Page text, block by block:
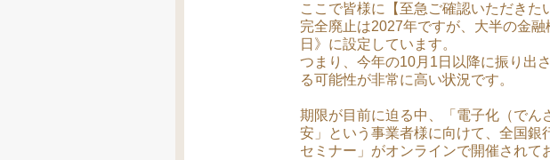
ここで皆様に【至急ご確認いただきた
完全廃止は2027年ですが、大半の金
日》に設定しています。
つまり、今年の10月1日以降に振り出
る可能性が非常に高い状況です。
期限が目前に迫る中、「電子化（でん
安」という事業者様に向けて、全国
セミナー」がオンラインで開催されて